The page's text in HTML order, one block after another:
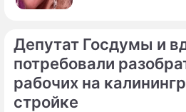
Депутат Госдумы и
потребовали
рабочих на
стройке